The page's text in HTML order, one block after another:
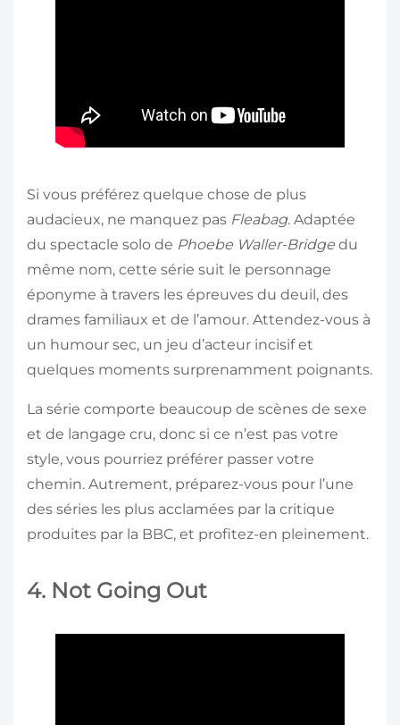
Si vous préférez quelque chose de plus
audacieux, ne manquez pas Fleabag. Adaptée
du spectacle solo de Phoebe Waller-Bridge du
même nom, cette série suit le personnage
éponyme à travers les épreuves du deuil, des
drames familiaux et de l’amour. Attendez-vous à
un humour sec, un jeu d’acteur incisif et
quelques moments surprenamment poignants.
La série comporte beaucoup de scènes de sexe
et de langage cru, donc si ce n’est pas votre
style, vous pourriez préférer passer votre
chemin. Autrement, préparez-vous pour l’une
des séries les plus acclamées par la critique
produites par la BBC, et profitez-en pleinement.
4. Not Going Out